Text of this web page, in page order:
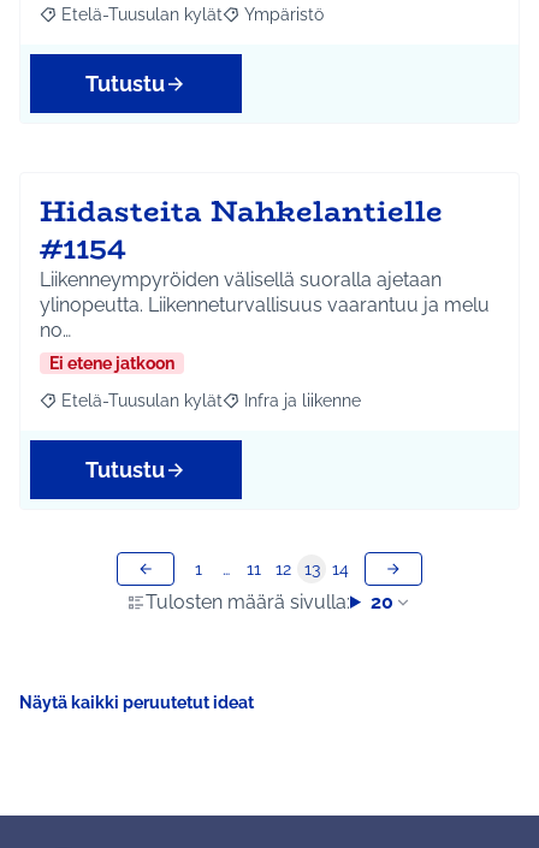
Rajaa tulokset aihepiirin mukaan: Etelä-Tuusulan kylät
Etelä-Tuusulan kylät Rajaa tulokset teeman mukaan:
Ympäristö
Tutustu
Hidasteita Nahkelantielle
#1154
Liikenneympyröiden välisellä suoralla ajetaan
ylinopeutta. Liikenneturvallisuus vaarantuu ja melu
no…
Ei etene jatkoon
Rajaa tulokset aihepiirin mukaan: Etelä-Tuusulan kylät
Etelä-Tuusulan kylät Rajaa tulokset teeman mukaan: Infra ja
Infra ja liikenne
Tutustu
Tulosten määrä sivulla: 20
1 … 11 12 13 14
Näytä kaikki peruutetut ideat